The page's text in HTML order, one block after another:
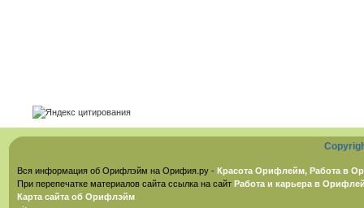
Вся информация об Орифлэйм на Орифия.ру - Красота Орифлейм, Работа в
При перепечатке материалов сайта ссылка на сайт Работа и карьера в
Карта сайта об Орифлэйм